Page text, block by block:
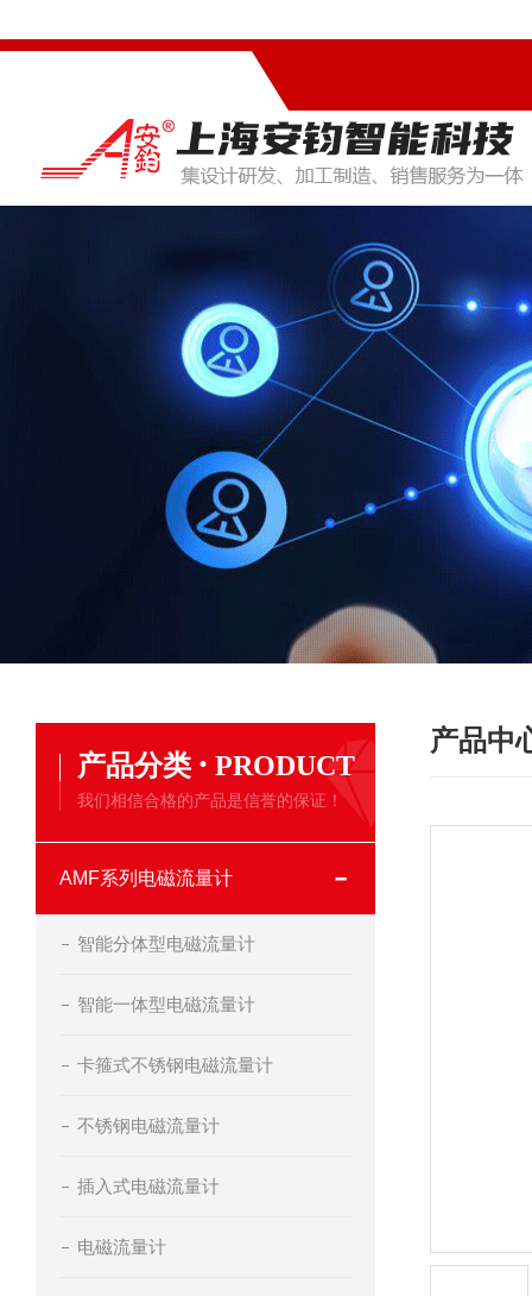
产品分类 · PRODUCT
我们相信合格的产品是信誉的保证！
AMF系列电磁流量计
智能分体型电磁流量计
智能一体型电磁流量计
卡箍式不锈钢电磁流量计
不锈钢电磁流量计
插入式电磁流量计
电磁流量计
产品中